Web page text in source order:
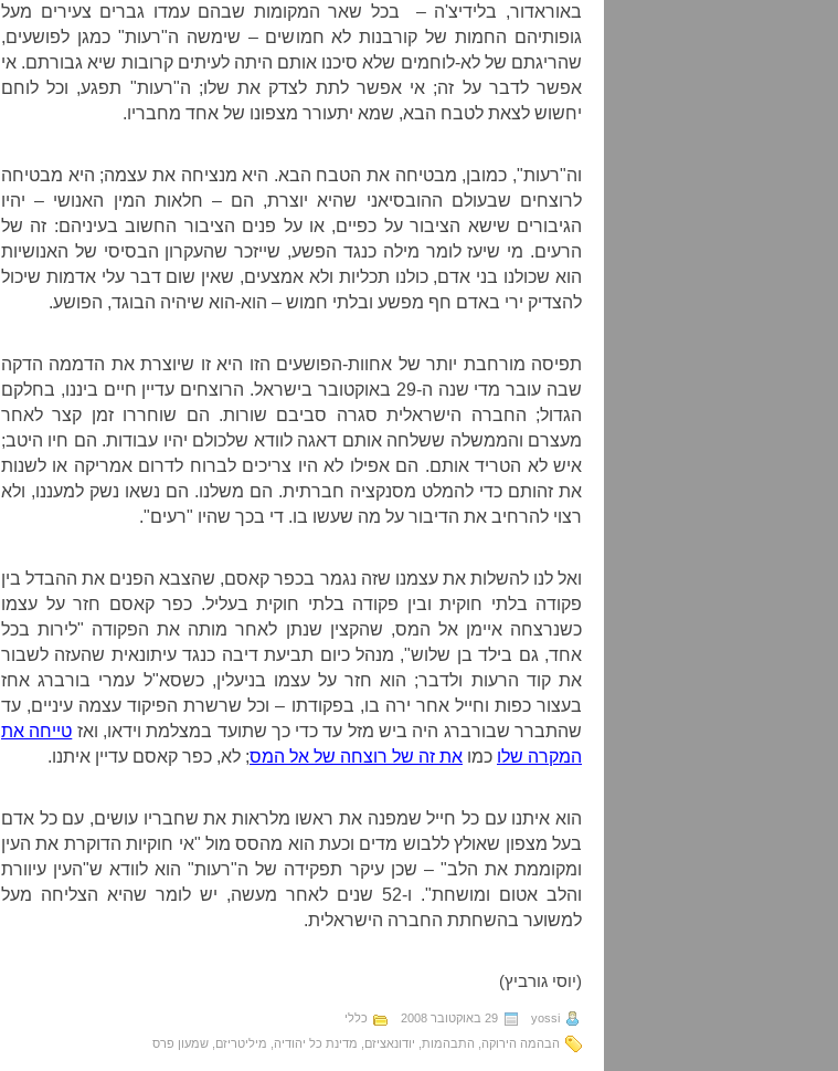
באוראדור, בלידיצ'ה – בכל שאר המקומות שבהם עמדו גברים צעירים מעל
גופותיהם החמות של קורבנות לא חמושים – שימשה ה"רעות" כמגן לפושעים,
שהריגתם של לא-לוחמים שלא סיכנו אותם היתה לעיתים קרובות שיא גבורתם. אי
אפשר לדבר על זה; אי אפשר לתת לצדק את שלו; ה"רעות" תפגע, וכל לוחם
יחשוש לצאת לטבח הבא, שמא יתעורר מצפונו של אחד מחבריו.
וה"רעות", כמובן, מבטיחה את הטבח הבא. היא מנציחה את עצמה; היא מבטיחה
לרוצחים שבעולם ההובסיאני שהיא יוצרת, הם – חלאות המין האנושי – יהיו
הגיבורים שישא הציבור על כפיים, או על פנים הציבור החשוב בעיניהם: זה של
הרעים. מי שיעז לומר מילה כנגד הפשע, שייזכר שהעקרון הבסיסי של האנושיות
הוא שכולנו בני אדם, כולנו תכליות ולא אמצעים, שאין שום דבר עלי אדמות שיכול
להצדיק ירי באדם חף מפשע ובלתי חמוש – הוא-הוא שיהיה הבוגד, הפושע.
תפיסה מורחבת יותר של אחוות-הפושעים הזו היא זו שיוצרת את הדממה הדקה
שבה עובר מדי שנה ה-29 באוקטובר בישראל. הרוצחים עדיין חיים ביננו, בחלקם
הגדול; החברה הישראלית סגרה סביבם שורות. הם שוחררו זמן קצר לאחר
מעצרם והממשלה ששלחה אותם דאגה לוודא שלכולם יהיו עבודות. הם חיו היטב;
איש לא הטריד אותם. הם אפילו לא היו צריכים לברוח לדרום אמריקה או לשנות
את זהותם כדי להמלט מסנקציה חברתית. הם משלנו. הם נשאו נשק למעננו, ולא
רצוי להרחיב את הדיבור על מה שעשו בו. די בכך שהיו "רעים".
ואל לנו להשלות את עצמנו שזה נגמר בכפר קאסם, שהצבא הפנים את ההבדל בין
פקודה בלתי חוקית ובין פקודה בלתי חוקית בעליל. כפר קאסם חזר על עצמו
כשנרצחה איימן אל המס, שהקצין שנתן לאחר מותה את הפקודה "לירות בכל
אחד, גם בילד בן שלוש", מנהל כיום תביעת דיבה כנגד עיתונאית שהעזה לשבור
את קוד הרעות ולדבר; הוא חזר על עצמו בניעלין, כשסא"ל עמרי בורברג אחז
בעצור כפות וחייל אחר ירה בו, בפקודתו – וכל שרשרת הפיקוד עצמה עיניים, עד
שהתברר שבורברג היה ביש מזל עד כדי כך שתועד במצלמת וידאו, ואז טייחה את
המקרה שלו כמו את זה של רוצחה של אל המס; לא, כפר קאסם עדיין איתנו.
הוא איתנו עם כל חייל שמפנה את ראשו מלראות את שחבריו עושים, עם כל אדם
בעל מצפון שאולץ ללבוש מדים וכעת הוא מהסס מול "אי חוקיות הדוקרת את העין
ומקוממת את הלב" – שכן עיקר תפקידה של ה"רעות" הוא לוודא ש"העין עיוורת
והלב אטום ומושחת". ו-52 שנים לאחר מעשה, יש לומר שהיא הצליחה מעל
למשוער בהשחתת החברה הישראלית.
(יוסי גורביץ)
yossi 29 באוקטובר 2008
כללי
הבהמה הירוקה
התבהמות יודונאציזם מדינת כל יהודיה מיליטריזם שמעון פרס